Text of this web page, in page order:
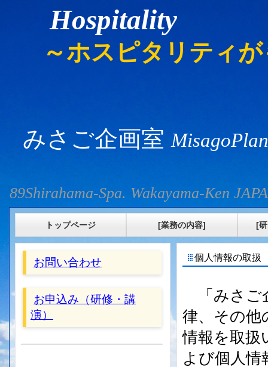
Hospitality
～ホスピタリティが
みさご企画室
89Shirahama-Spa. Wakayama-Ken
トップページ [業務の内容] [
個人情報の取扱
「みさご
律、その他
情報を取扱
よび個人情
お問い合わせ
お申込み（研修・講
演）